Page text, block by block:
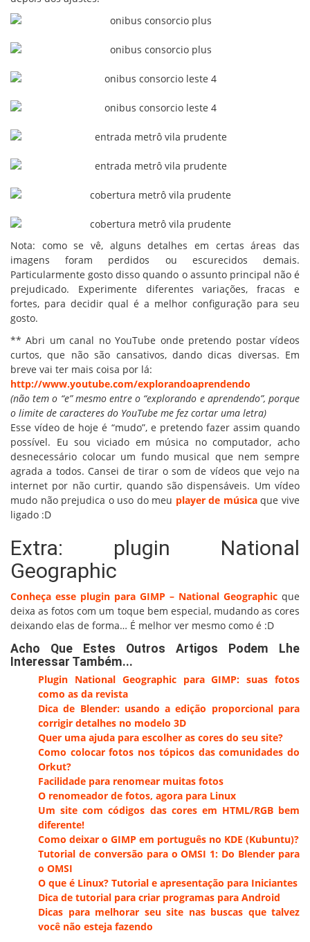
Nota: como se vê, alguns detalhes em certas áreas das
imagens foram perdidos ou escurecidos demais.
Particularmente gosto disso quando o assunto principal não é
prejudicado. Experimente diferentes variações, fracas e
fortes, para decidir qual é a melhor configuração para seu
gosto.
** Abri um canal no YouTube onde pretendo postar vídeos
curtos, que não são cansativos, dando dicas diversas. Em
breve vai ter mais coisa por lá:
http://www.youtube.com/explorandoaprendendo
(não tem o “e” mesmo entre o “explorando e aprendendo”, porque
o limite de caracteres do YouTube me fez cortar uma letra)
Esse vídeo de hoje é “mudo”, e pretendo fazer assim quando
possível. Eu sou viciado em música no computador, acho
desnecessário colocar um fundo musical que nem sempre
agrada a todos. Cansei de tirar o som de vídeos que vejo na
internet por não curtir, quando são dispensáveis. Um vídeo
mudo não prejudica o uso do meu player de músicaque vive
ligado :D
Extra: plugin National
Geographic
Conheça esse plugin para GIMP – National Geographic que
deixa as fotos com um toque bem especial, mudando as cores
deixando elas de forma… É melhor ver mesmo como é :D
Acho Que Estes Outros Artigos Podem Lhe
Interessar Também...
Plugin National Geographic para GIMP: suas fotos
como as da revista
Dica de Blender: usando a edição proporcional para
corrigir detalhes no modelo 3D
Quer uma ajuda para escolher as cores do seu site?
Como colocar fotos nos tópicos das comunidades do
Orkut?
Facilidade para renomear muitas fotos
O renomeador de fotos, agora para Linux
Um site com códigos das cores em HTML/RGB bem
diferente!
Como deixar o GIMP em português no KDE (Kubuntu)?
Tutorial de conversão para o OMSI 1: Do Blender para
o OMSI
O que é Linux? Tutorial e apresentação para Iniciantes
Dica de tutorial para criar programas para Android
Dicas para melhorar seu site nas buscas que talvez
você não esteja fazendo